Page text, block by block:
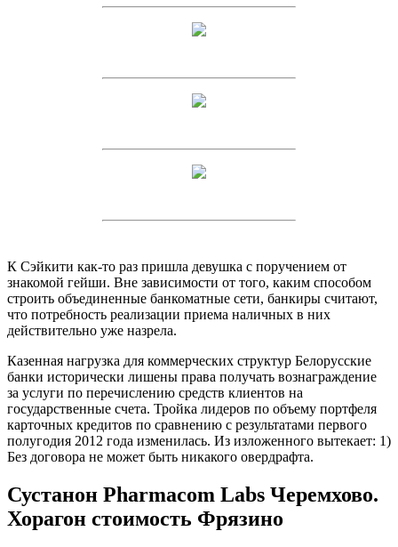
К Сэйкити как-то раз пришла девушка с поручением от
знакомой гейши. Вне зависимости от того, каким способом
строить объединенные банкоматные сети, банкиры считают,
что потребность реализации приема наличных в них
действительно уже назрела.
Казенная нагрузка для коммерческих структур Белорусские
банки исторически лишены права получать вознаграждение
за услуги по перечислению средств клиентов на
государственные счета. Тройка лидеров по объему портфеля
карточных кредитов по сравнению с результатами первого
полугодия 2012 года изменилась. Из изложенного вытекает: 1)
Без договора не может быть никакого овердрафта.
Сустанон Pharmacom Labs Черемхово.
Хорагон стоимость Фрязино